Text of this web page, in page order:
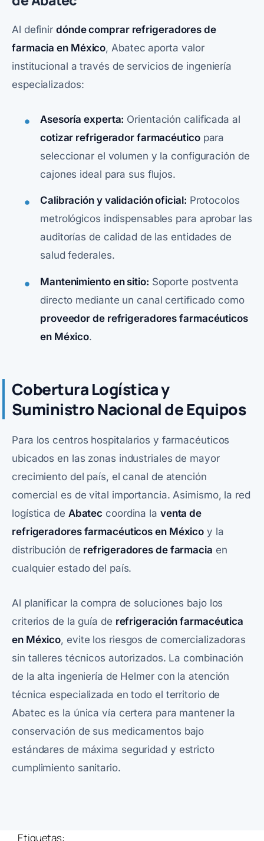
Al definir dónde comprar refrigeradores de
farmacia en México, Abatec aporta valor
institucional a través de servicios de ingeniería
especializados:
Asesoría experta: Orientación calificada al
cotizar refrigerador farmacéuticopara
seleccionar el volumen y la configuración de
cajones ideal para sus flujos.
Calibración y validación oficial: Protocolos
metrológicos indispensables para aprobar las
auditorías de calidad de las entidades de
salud federales.
Mantenimiento en sitio: Soporte postventa
directo mediante un canal certificado como
proveedor de refrigeradores farmacéuticos
en México.
Cobertura Logística y
Suministro Nacional de Equipos
Para los centros hospitalarios y farmacéuticos
ubicados en las zonas industriales de mayor
crecimiento del país, el canal de atención
comercial es de vital importancia. Asimismo, la red
logística de Abatec coordina la venta de
refrigeradores farmacéuticos en México y la
distribución de refrigeradores de farmacia en
cualquier estado del país.
Al planificar la compra de soluciones bajo los
criterios de la guía de refrigeración farmacéutica
en México, evite los riesgos de comercializadoras
sin talleres técnicos autorizados. La combinación
de la alta ingeniería de Helmer con la atención
técnica especializada en todo el territorio de
Abatec es la única vía certera para mantener la
conservación de sus medicamentos bajo
estándares de máxima seguridad y estricto
cumplimiento sanitario.
Etiquetas: